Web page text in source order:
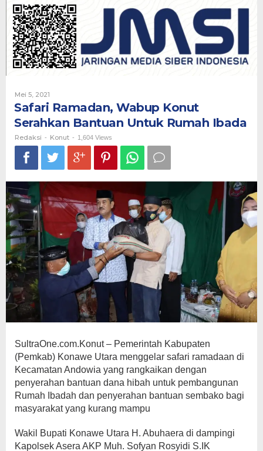
Serahkan
Bantuan
Untuk
Rumah
Ibada
Mei 5, 2021
Safari Ramadan, Wabup Konut
Serahkan Bantuan Untuk Rumah Ibada
Redaksi - Konut - 1,604 Views
SultraOne.com.Konut – Pemerintah Kabupaten
(Pemkab) Konawe Utara menggelar safari ramadaan di
Kecamatan Andowia yang rangkaikan dengan
penyerahan bantuan dana hibah untuk pembangunan
Rumah Ibadah dan penyerahan bantuan sembako bagi
masyarakat yang kurang mampu
Wakil Bupati Konawe Utara H. Abuhaera di dampingi
Kapolsek Asera AKP Muh. Sofyan Rosyidi S.IK